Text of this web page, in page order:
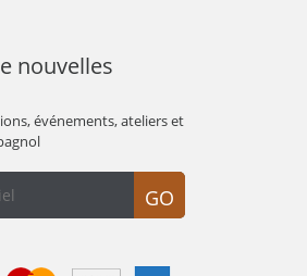
nouvelles
événements, ateliers et
GO